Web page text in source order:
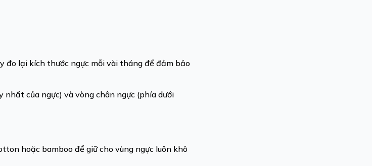
đo lại kích thước ngực mỗi vài tháng để đảm bảo
của ngực) và vòng chân ngực (phía dưới
hoặc bamboo để giữ cho vùng ngực luôn khô